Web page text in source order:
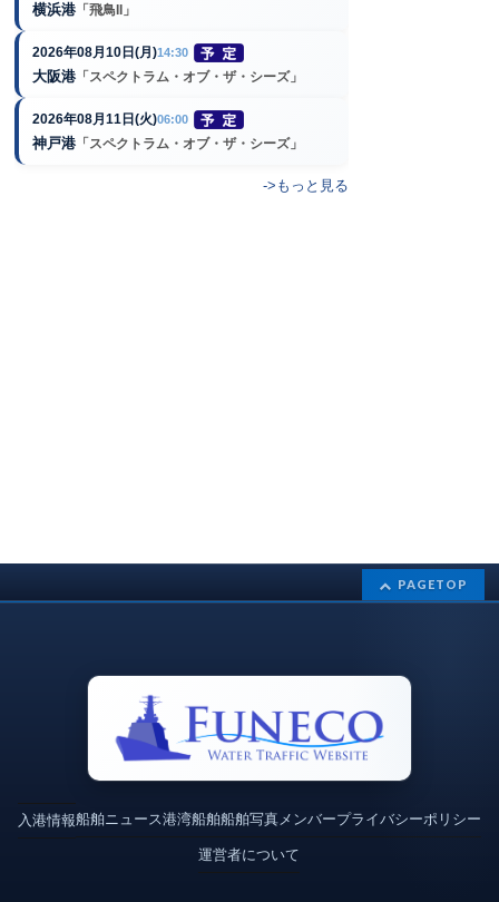
横浜港 「飛鳥II」
2026年08月10日(月)14:30
大阪港 「スペクトラム・オブ・ザ・シーズ」
2026年08月11日(火)06:00
神戸港 「スペクトラム・オブ・ザ・シーズ」
->もっと見る
PAGETOP
入港情報船舶ニュース港湾船舶船舶写真メンバープライバシーポリシー
運営者について